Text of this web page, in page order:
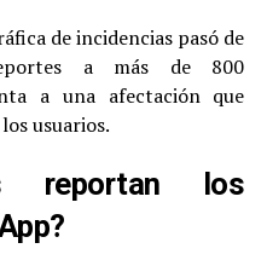
de incidencias pasó de
a más de 800
a una afectación que
usuarios.
reportan los